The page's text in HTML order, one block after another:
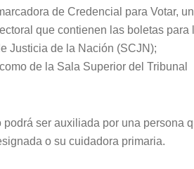
de Credencial para Votar, un
que contienen las boletas para
Justicia de la Nación (SCJN);
de la Sala Superior del Tribunal
ser auxiliada por una persona
o su cuidadora primaria.